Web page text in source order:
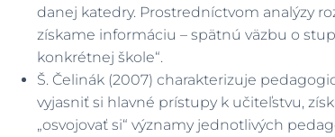
danej katedry. Prostredníctvom analýzy
získame informáciu – spätnú väzbu o
konkrétnej škole“.
Š. Čelinák (2007) charakterizuje
vyjasniť si hlavné prístupy k učiteľstvu,
„osvojovať si“ významy jednotlivých